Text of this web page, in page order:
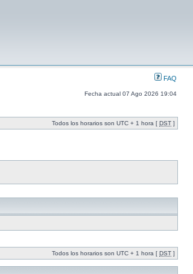
FAQ
Fecha actual 07 Ago 2026 19:04
Todos los horarios son UTC + 1 hora [ DST ]
Todos los horarios son UTC + 1 hora [ DST ]